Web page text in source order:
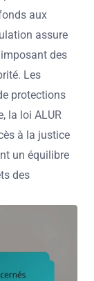
aux
assure
des
Les
protections
la loi ALUR
à la justice
un équilibre
des